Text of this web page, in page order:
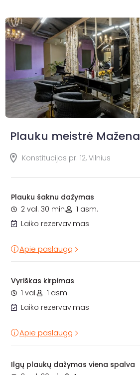
Plauku meistrė Mažena
Konstitucijos pr. 12, Vilnius
Plauku šaknu dažymas
2 val. 30 min.
1 asm.
Laiko rezervavimas
Apie paslaugą
Vyriškas kirpimas
1 val.
1 asm.
Laiko rezervavimas
Apie paslaugą
Ilgų plaukų dažymas viena spalva